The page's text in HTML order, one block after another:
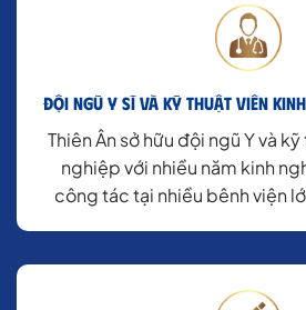
Đội ngũ Y sĩ và kỹ thuật viên
Thiên Ân sở hữu đội ngũ Y và
nghiệp với nhiều năm kinh
công tác tại nhiều bênh viện